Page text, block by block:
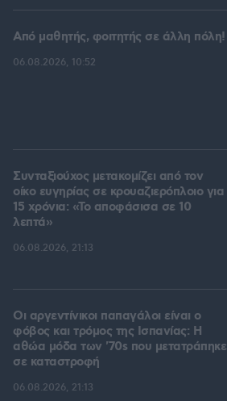
Από μαθητής, φοιτητής σε άλλη πόλη!
06.08.2026, 10:52
Συνταξιούχος μετακομίζει από τον
οίκο ευγηρίας σε κρουαζιερόπλοιο για
15 χρόνια: «Το αποφάσισα σε 10
λεπτά»
06.08.2026, 21:13
Οι αργεντίνικοι παπαγάλοι είναι ο
φόβος και τρόμος της Ισπανίας: Η
αθώα μόδα των '70s που μετατράπηκε
σε καταστροφή
06.08.2026, 21:13